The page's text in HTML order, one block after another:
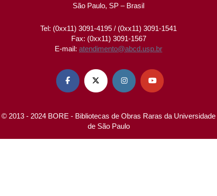
São Paulo, SP – Brasil
Tel: (0xx11) 3091-4195 / (0xx11) 3091-1541
Fax: (0xx11) 3091-1567
E-mail: atendimento@abcd.usp.br
   
© 2013 - 2024 BORE - Bibliotecas de Obras Raras da Universidade
de São Paulo